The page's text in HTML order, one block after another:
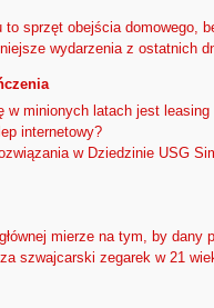
to sprzęt obejścia domowego,
wydarzenia z ostatnich
w minionych latach jest leasing
internetowy?
w Dziedzinie USG
mierze na tym, by dany
szwajcarski zegarek w 21